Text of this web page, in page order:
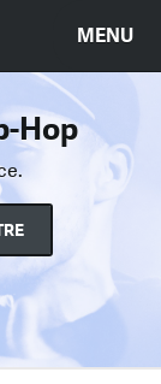
MENU
Hop